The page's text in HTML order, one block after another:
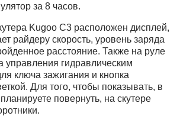
за 8 часов.
Kugoo C3 расположен дисплей,
райдеру скорость, уровень заряда
расстояние. Также на руле
управления гидравлическим
ключа зажигания и кнопка
Для того, чтобы показывать, в
повернуть, на скутере